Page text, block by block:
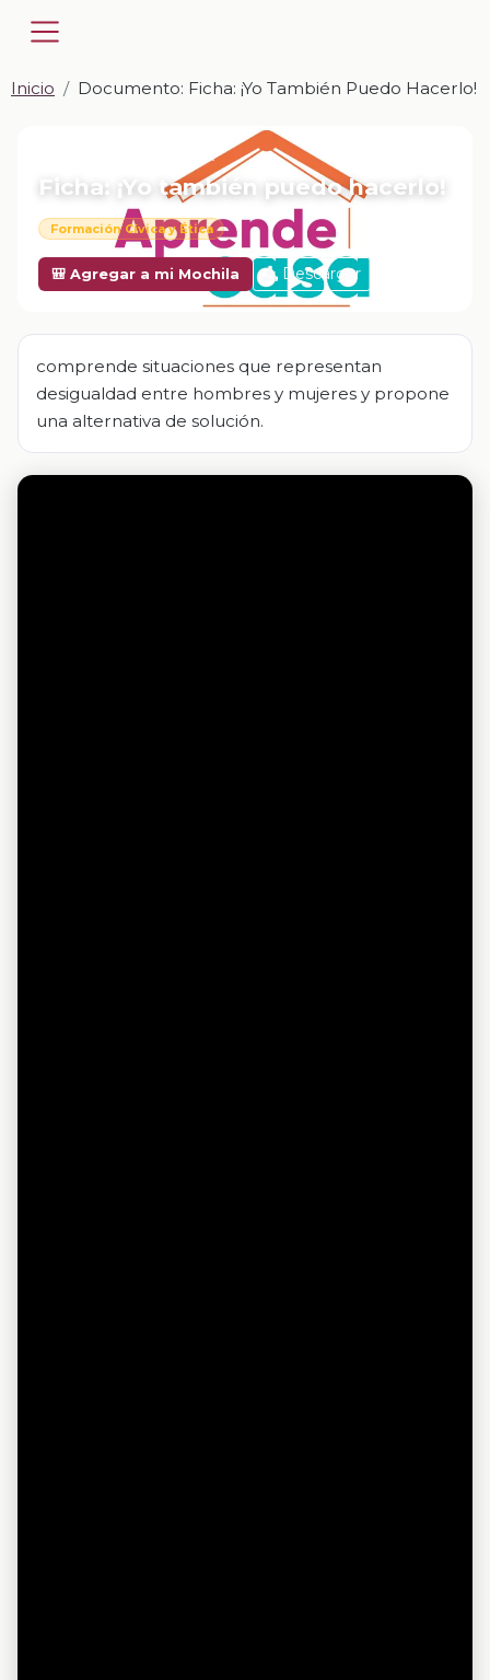
Inicio Documento: Ficha: ¡Yo También Puedo Hacerlo!
📎 DOCUMENTO · DOCX
Ficha: ¡Yo también puedo hacerlo!
Formación Cívica y Ética
🎒 Agregar a mi Mochila Descargar
comprende situaciones que representan
desigualdad entre hombres y mujeres y propone
una alternativa de solución.